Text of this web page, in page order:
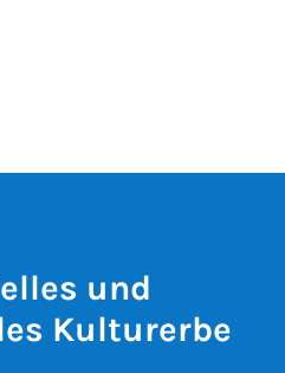
und
Kulturerbe